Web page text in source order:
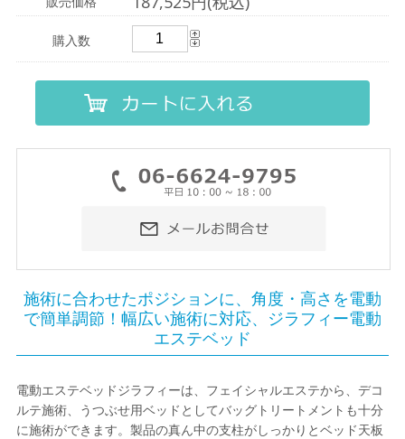
購入数
施術に合わせたポジションに、角度・高さを電動
で簡単調節！幅広い施術に対応、ジラフィー電動
エステベッド
電動エステベッドジラフィーは、フェイシャルエステから、デコ
ルテ施術、うつぶせ用ベッドとしてバッグトリートメントも十分
に施術ができます。製品の真ん中の支柱がしっかりとベッド天板